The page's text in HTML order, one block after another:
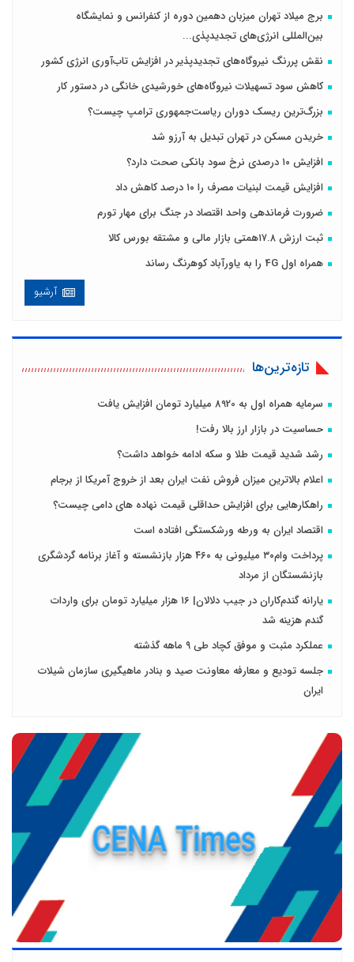
برج میلاد تهران میزبان دهمین دوره از کنفرانس و نمایشگاه
بین‌المللی انرژی‌های تجدیدپذی...
نقش پررنگ نیروگاه‌های تجدیدپذیر در افزایش تاب‌آوری انرژی کشور
کاهش سود تسهیلات نیروگاه‌های خورشیدی خانگی در دستور کار
بزرگ‌ترین ریسک دوران ریاست‌جمهوری ترامپ چیست؟
خریدن مسکن در تهران تبدیل به آرزو شد
افزایش ۱۰ درصدی نرخ سود بانکی صحت دارد؟
افزایش قیمت لبنیات مصرف را ۱۰ درصد کاهش داد
ضرورت فرماندهی واحد اقتصاد در جنگ برای مهار تورم
ثبت ارزش ۱۷.۸همتی بازار مالی و مشتقه بورس کالا
همراه اول 4G را به یاورآباد کوهرنگ رساند
آرشیو
تازه‌ترین‌ها
سرمایه همراه اول به 8920 میلیارد تومان افزایش یافت
حساسیت در بازار ارز بالا رفت!
رشد شدید قیمت طلا و سکه ادامه خواهد داشت؟
اعلام بالاترین میزان فروش نفت ایران بعد از خروج آمریکا از برجام
راهکارهایی برای افزایش حداقلی قیمت نهاده های دامی چیست؟
اقتصاد ایران به ورطه ورشکستگی افتاده است
پرداخت وام۳۰ میلیونی به ۴۶۰ هزار بازنشسته و آغاز برنامه گردشگری
بازنشستگان از مرداد
یارانه گندم‌کاران در جیب دلالان| ۱۶ هزار میلیارد تومان برای واردات
گندم هزینه شد
عملکرد مثبت و موفق کچاد طی ۹ ماهه گذشته
جلسه تودیع و معارفه معاونت صید و بنادر ماهیگیری سازمان شیلات
ایران